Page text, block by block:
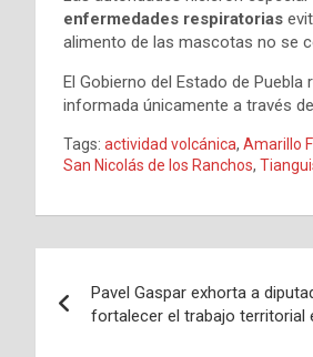
enfermedades respiratorias
alimento de las mascotas no se
El Gobierno del Estado de
informada únicamente a través de
Tags: actividad volcánica, Amarillo
San Nicolás de los Ranchos,
de
Pavel Gaspar exhorta a
fortalecer el trabajo territorial